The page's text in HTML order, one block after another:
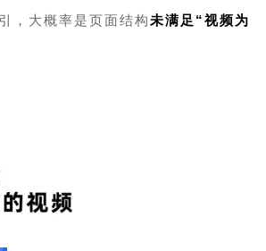
，大概率是页面结构未满足“视频为